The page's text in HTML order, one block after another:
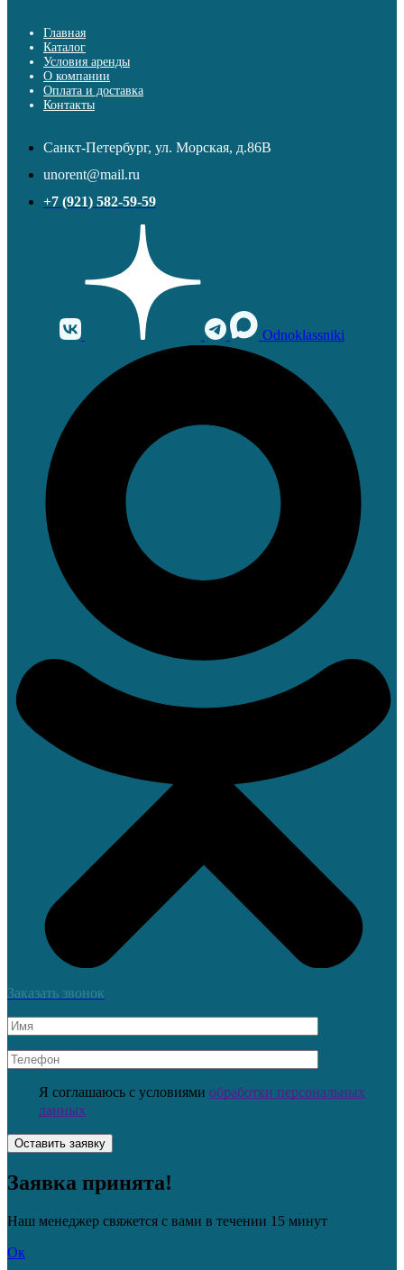
Главная
Каталог
Условия аренды
О компании
Оплата и доставка
Контакты
Санкт-Петербург, ул. Морская, д.86В
unorent@mail.ru
+7 (921) 582-59-59
Odnoklassniki
Заказать звонок
Я соглашаюсь с условиями обработки персональных
данных
Заявка принята!
Наш менеджер свяжется с вами в течении 15 минут
Ок